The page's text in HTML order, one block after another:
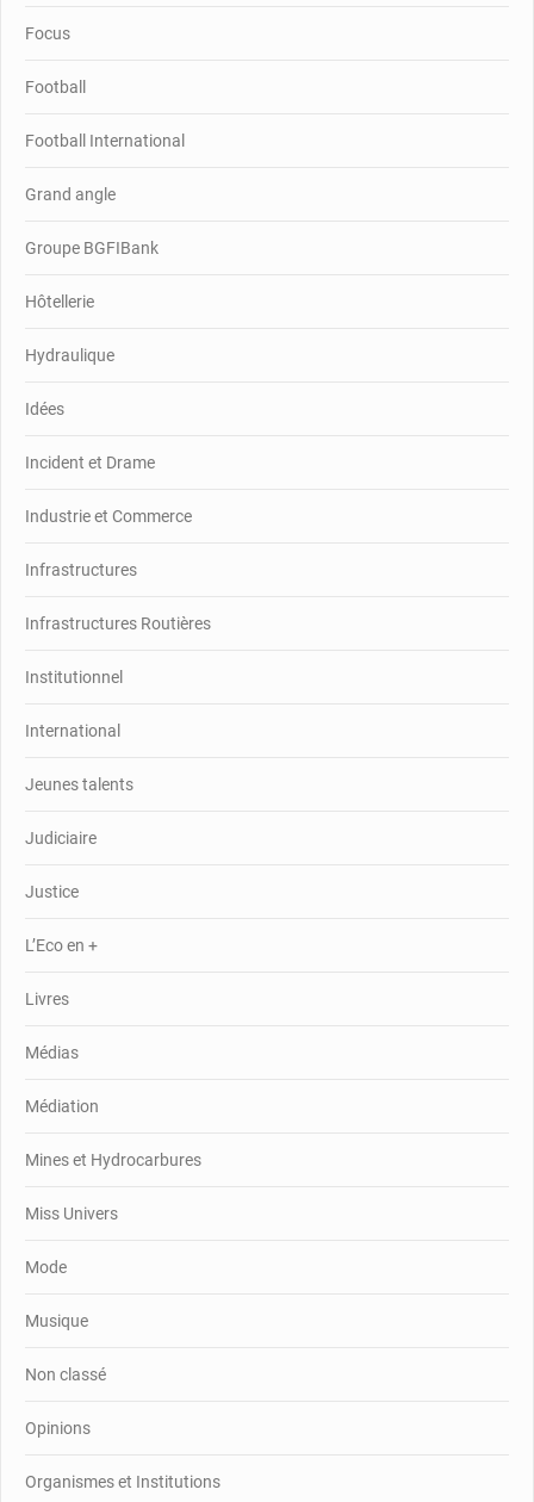
Focus
Football
Football International
Grand angle
Groupe BGFIBank
Hôtellerie
Hydraulique
Idées
Incident et Drame
Industrie et Commerce
Infrastructures
Infrastructures Routières
Institutionnel
International
Jeunes talents
Judiciaire
Justice
L’Eco en +
Livres
Médias
Médiation
Mines et Hydrocarbures
Miss Univers
Mode
Musique
Non classé
Opinions
Organismes et Institutions